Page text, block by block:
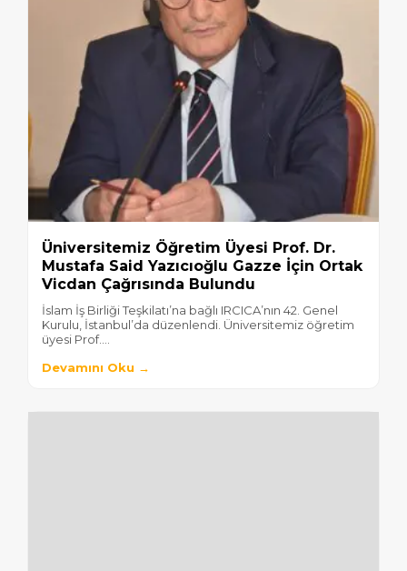
Üniversitemiz Öğretim Üyesi Prof. Dr.
Mustafa Said Yazıcıoğlu Gazze İçin Ortak
Vicdan Çağrısında Bulundu
İslam İş Birliği Teşkilatı’na bağlı IRCICA’nın 42. Genel
Kurulu, İstanbul’da düzenlendi. Üniversitemiz öğretim
üyesi Prof....
Devamını Oku →